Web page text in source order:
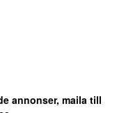
annonser, maila till